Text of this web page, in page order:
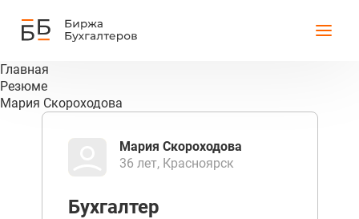
Главная
Резюме
Мария Скороходова
Мария Скороходова
36 лет, Красноярск
Бухгалтер